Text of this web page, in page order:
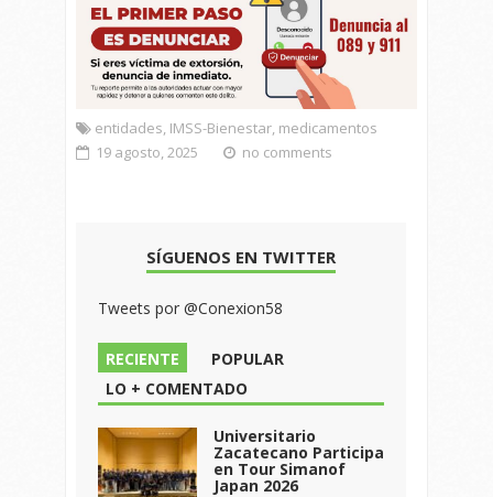
entidades, IMSS-Bienestar, medicamentos
19 agosto, 2025
no comments
SÍGUENOS EN TWITTER
Tweets por @Conexion58
RECIENTE
POPULAR
LO + COMENTADO
Universitario
Zacatecano Participa
en Tour Simanof
Japan 2026